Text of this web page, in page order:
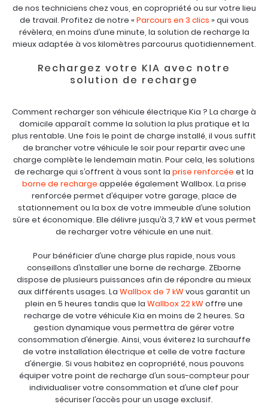
de nos techniciens chez vous, en copropriété ou sur votre lieu
de travail. Profitez de notre «Parcours en 3 clics » qui vous
révèlera, en moins d’une minute, la solution de recharge la
mieux adaptée à vos kilomètres parcourus quotidiennement.
Rechargez votre KIA avec notre
solution de recharge
Comment recharger son véhicule électrique Kia ? La charge à
domicile apparaît comme la solution la plus pratique et la
plus rentable. Une fois le point de charge installé, il vous suffit
de brancher votre véhicule le soir pour repartir avec une
charge complète le lendemain matin. Pour cela, les solutions
de recharge qui s’offrent à vous sont la prise renforcée et la
borne de recharge appelée également Wallbox. La prise
renforcée permet d’équiper votre garage, place de
stationnement ou la box de votre immeuble d’une solution
sûre et économique. Elle délivre jusqu’à 3,7 kW et vous permet
de recharger votre véhicule en une nuit.
Pour bénéficier d’une charge plus rapide, nous vous
conseillons d’installer une borne de recharge. ZEborne
dispose de plusieurs puissances afin de répondre au mieux
aux différents usages. La Wallbox de 7 kW vous garantit un
plein en 5 heures tandis que la Wallbox 22 kW offre une
recharge de votre véhicule Kia en moins de 2 heures. Sa
gestion dynamique vous permettra de gérer votre
consommation d’énergie. Ainsi, vous éviterez la surchauffe
de votre installation électrique et celle de votre facture
d’énergie. Si vous habitez en copropriété, nous pouvons
équiper votre point de recharge d’un sous-compteur pour
individualiser votre consommation et d’une clef pour
sécuriser l’accès pour un usage exclusif.